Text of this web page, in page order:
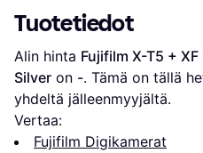
Tuotetiedot
Alin hinta Fujifilm X-T5 + XF
Silver on -. Tämä on tällä
yhdeltä jälleenmyyjältä.
Vertaa:
Fujifilm Digikamerat